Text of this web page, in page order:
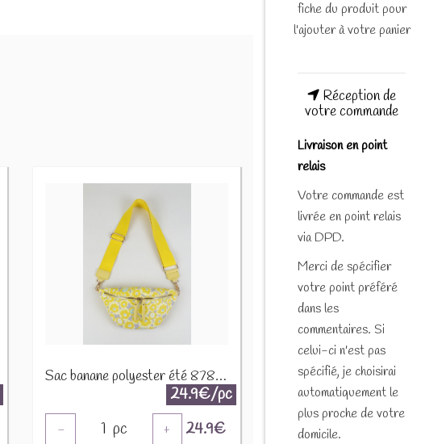
Sac banane polyester été 87808 Jaune citron
24.9€/pc
- 1 pc + 24.9€
fiche du produit pour
l'ajouter à votre panier
Réception de
votre commande
Livraison en point
relais
Votre commande est
livrée en point relais
via DPD.
Merci de spécifier
votre point préféré
dans les
commentaires. Si
celui-ci n'est pas
spécifié, je choisirai
automatiquement le
plus proche de votre
domicile.